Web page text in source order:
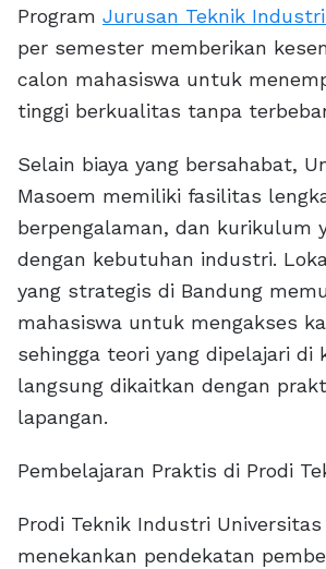
Program Jurusan Teknik Industri
per semester memberikan
calon mahasiswa untuk
tinggi berkualitas tanpa
Selain biaya yang bersahabat,
Masoem memiliki fasilitas
berpengalaman, dan kurikulum
dengan kebutuhan industri.
yang strategis di Bandung
mahasiswa untuk mengakses
sehingga teori yang dipelajari di
langsung dikaitkan dengan
lapangan.
Pembelajaran Praktis di Prodi
Prodi Teknik Industri Universitas
menekankan pendekatan